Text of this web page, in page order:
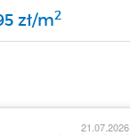
zł/m2
21.07.2026